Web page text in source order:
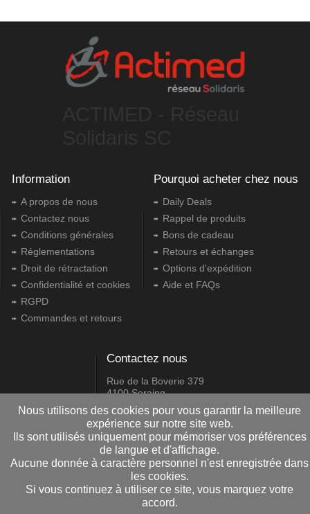
Nous utilisons des cookies pour vous garantir la meilleure
expérience sur notre site web.
Ils sont utilisés uniquement pour mémoriser vos préférences
de langue et d'affichage.
Aucune donnée à caractère personnel n'est enregistrée dans
les cookies.
Si vous continuez à utiliser ce site, vous marquez votre
accord.
Information
A propos de nous
Contactez nous
Conditions générales
Réglementations
Droit de rétractation
Confidentialité et cookies
RGPD
Commandes et retours
Pourquoi acheter chez nous
Daily Deals
Rappel de produits
Bons de cadeau
Retours et échanges
Options d'expédition
Aide et FAQs
Contactez nous
Rue de la Boverie 379
4100 Seraing
04/338.88.39
info@actimed.be
2.15.0.0
Copyright © 2009-2024 Daniel Pire Informatique srl